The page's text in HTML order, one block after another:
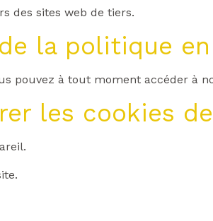
des sites web de tiers.
la politique
pouvez à tout moment accéder à
les cookies